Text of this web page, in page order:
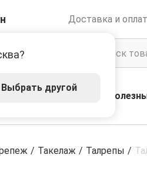
Выбрать другой
Доставка и
Акции
/ Такелаж / Талрепы /